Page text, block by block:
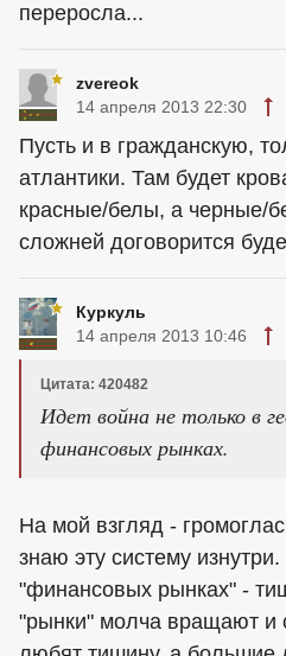
переросла...
zvereok
14 апреля 2013 22:30
Пусть и в гражданскую,
атлантики. Там будет
красные/белы, а черные/
сложней договорится
Куркуль
14 апреля 2013 10:46
Цитата: 420482
Идет война не только в
финансовых рынках.
На мой взгляд -
знаю эту систему
"финансовых рынках" -
"рынки" молча вращают и